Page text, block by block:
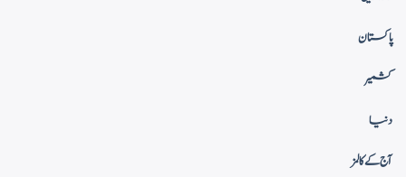
پاکستان
کشمیر
دنیا
آج کے کالمز